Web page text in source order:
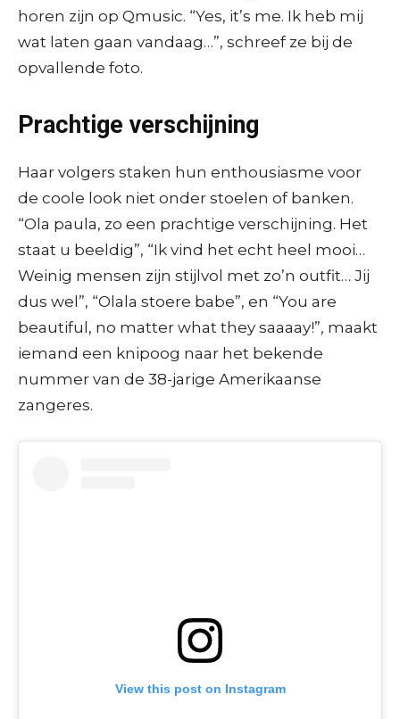
horen zijn op Qmusic. “Yes, it’s me. Ik heb mij
wat laten gaan vandaag…”, schreef ze bij de
opvallende foto.
Prachtige verschijning
Haar volgers staken hun enthousiasme voor
de coole look niet onder stoelen of banken.
“Ola paula, zo een prachtige verschijning. Het
staat u beeldig”, “Ik vind het echt heel mooi…
Weinig mensen zijn stijlvol met zo’n outfit… Jij
dus wel”, “Olala stoere babe”, en “You are
beautiful, no matter what they saaaay!”, maakt
iemand een knipoog naar het bekende
nummer van de 38-jarige Amerikaanse
zangeres.
View this post on Instagram